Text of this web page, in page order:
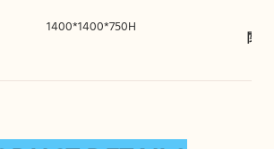
1400*1400*750H
関数